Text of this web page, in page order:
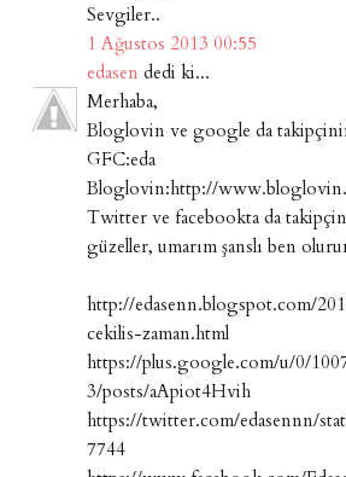
Sevgiler..
1 Ağustos 2013 00:55
edasen dedi ki...
Merhaba,
Bloglovin ve google da
GFC:eda
Bloglovin:http://
Twitter ve facebookta da
güzeller, umarım şanslı ben
http://edasenn.blogspot.com/
cekilis-zaman.html
https://plus.google.com/u/0/
3/posts/aApiot4Hvih
https://twitter.com/edasennn/
7744